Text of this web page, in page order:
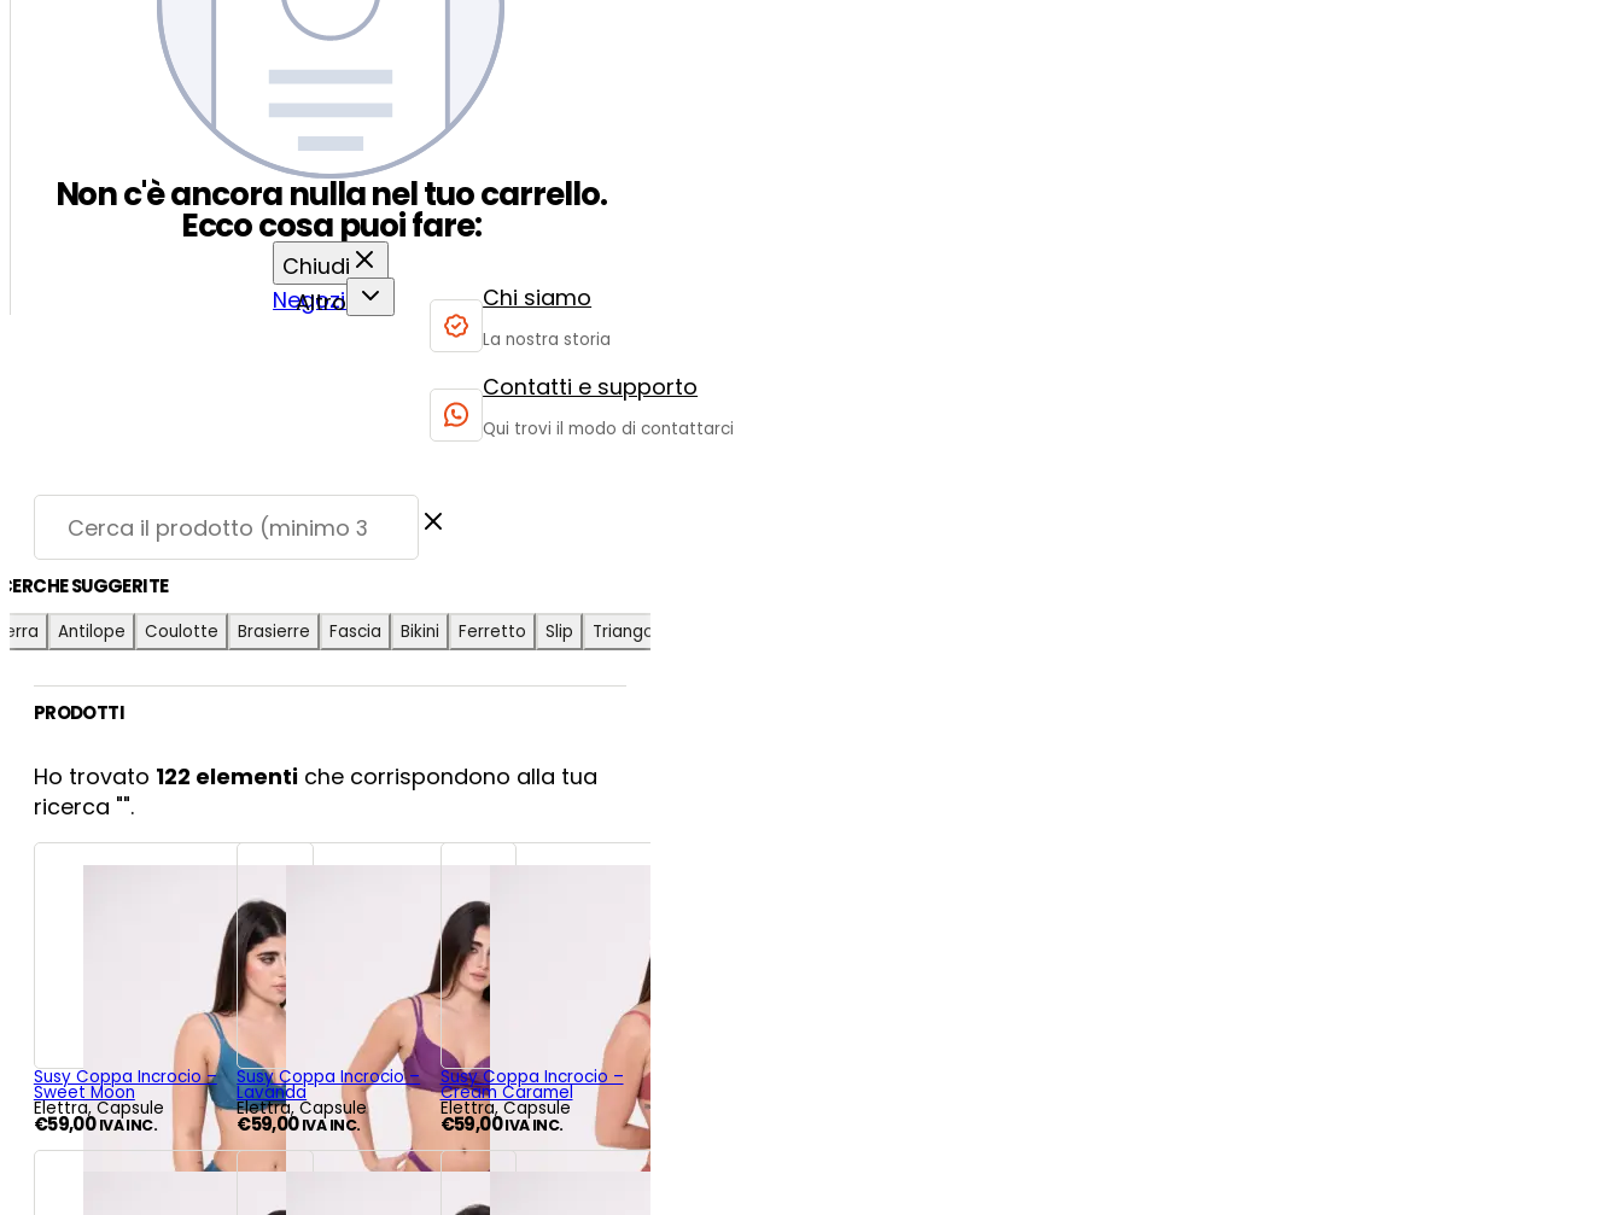
Altro Chi siamo
La nostra storia
Contatti e supporto
Qui trovi il modo di contattarci
Non c'è ancora nulla nel tuo carrello.
Ecco cosa puoi fare:
Chiudi
Negozio
SUGGERITE
Antilope Coulotte Brasierre Fascia Bikini Ferretto Slip Triangolo
PRODOTTI
Ho trovato 122 elementiche corrispondono alla tua
ricerca "".
Susy Coppa Incrocio –
Sweet Moon
Elettra, Capsule
€59,00 IVA INC.
Susy Coppa Incrocio –
Lavanda
Elettra, Capsule
€59,00IVA INC.
Susy Coppa Incrocio –
Cream Caramel
Elettra, Capsule
€59,00IVA INC.